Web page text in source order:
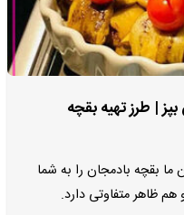
| طرز تهیه بقچه
بقچه بادمجان را به شما
ظاهر متفاوتی دارد.